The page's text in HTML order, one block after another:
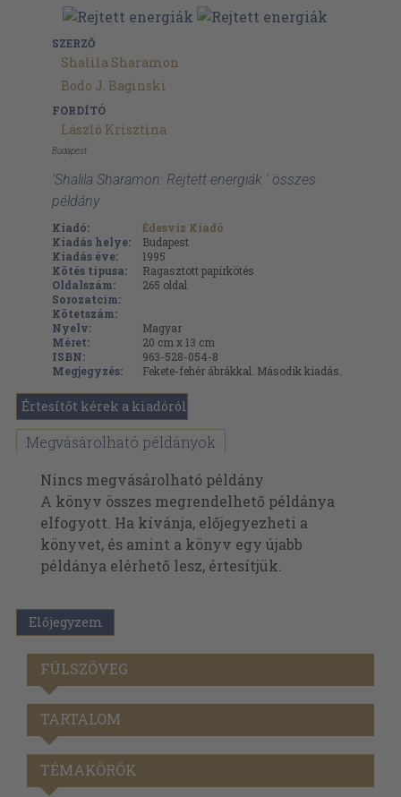
SZERZŐ
Shalila Sharamon
Bodo J. Baginski
FORDÍTÓ
László Krisztina
Budapest
'Shalila Sharamon: Rejtett energiák ' összes
példány
Kiadó:
Édesvíz Kiadó
Kiadás helye:
Budapest
Kiadás éve:
1995
Kötés típusa:
Ragasztott papírkötés
Oldalszám:
265 oldal
Sorozatcím:
Kötetszám:
Nyelv:
Magyar
Méret:
20 cm x 13 cm
ISBN:
963-528-054-8
Megjegyzés:
Fekete-fehér ábrákkal. Második kiadás.
Értesítőt kérek a kiadóról
Megvásárolható példányok
Nincs megvásárolható példány
A könyv összes megrendelhető példánya
elfogyott. Ha kívánja, előjegyezheti a
könyvet, és amint a könyv egy újabb
példánya elérhető lesz, értesítjük.
Előjegyzem
FÜLSZÖVEG
TARTALOM
TÉMAKÖRÖK